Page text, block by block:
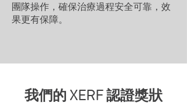
團隊操作，確保治療過程安全可靠，效
果更有保障。
我們的 XERF 認證獎狀